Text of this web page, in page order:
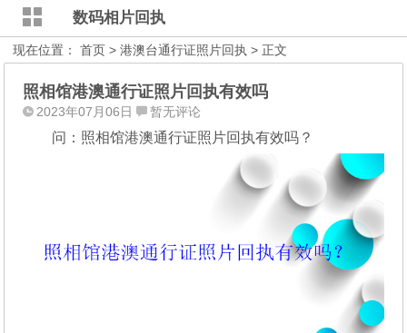
数码相片回执
现在位置：首页 >港澳台通行证照片回执 > 正文
照相馆港澳通行证照片回执有效吗
2023年07月06日 暂无评论
问：照相馆港澳通行证照片回执有效吗？